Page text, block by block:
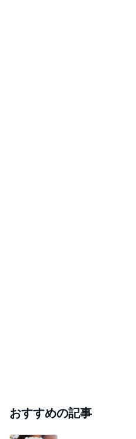
おすすめの記事